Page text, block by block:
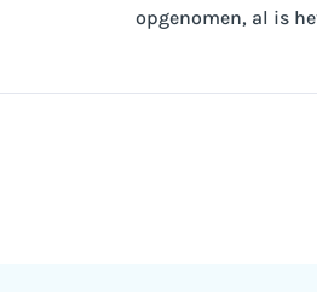
opgenomen, al is